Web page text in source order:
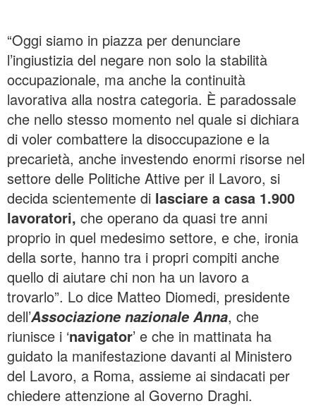
“Oggi siamo in piazza per denunciare
l’ingiustizia del negare non solo la stabilità
occupazionale, ma anche la continuità
lavorativa alla nostra categoria. È paradossale
che nello stesso momento nel quale si dichiara
di voler combattere la disoccupazione e la
precarietà, anche investendo enormi risorse nel
settore delle Politiche Attive per il Lavoro, si
decida scientemente di lasciare a casa 1.900
lavoratori, che operano da quasi tre anni
proprio in quel medesimo settore, e che, ironia
della sorte, hanno tra i propri compiti anche
quello di aiutare chi non ha un lavoro a
trovarlo”. Lo dice Matteo Diomedi, presidente
dell’Associazione nazionale Anna, che
riunisce i ‘navigator’ e che in mattinata ha
guidato la manifestazione davanti al Ministero
del Lavoro, a Roma, assieme ai sindacati per
chiedere attenzione al Governo Draghi.